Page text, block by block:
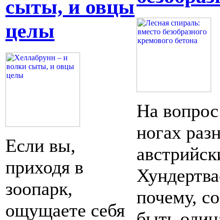
сыты, и овцы
целы
Если вы,
приходя в
зоопарк,
ощущаете себя
На
ногах
почему,